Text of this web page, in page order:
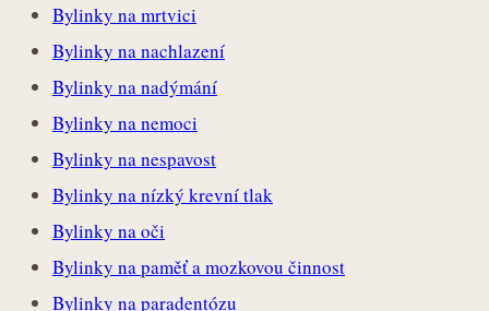
Bylinky na mrtvici
Bylinky na nachlazení
Bylinky na nadýmání
Bylinky na nemoci
Bylinky na nespavost
Bylinky na nízký krevní tlak
Bylinky na oči
Bylinky na paměť a mozkovou činnost
Bylinky na paradentózu